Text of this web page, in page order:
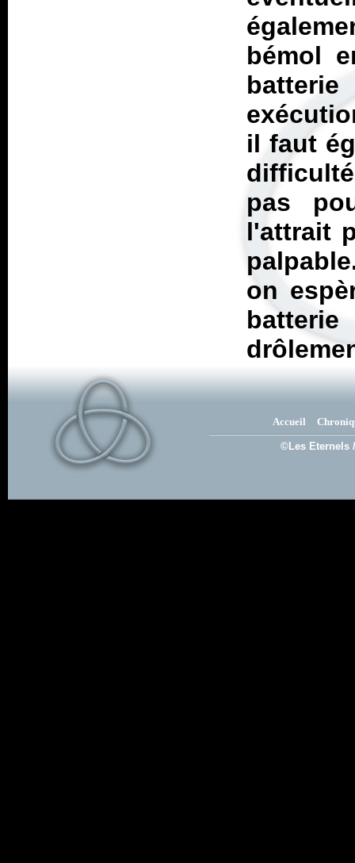
bémol
il faut
pas
l'attrait
on
Accueil
©Les Eternels